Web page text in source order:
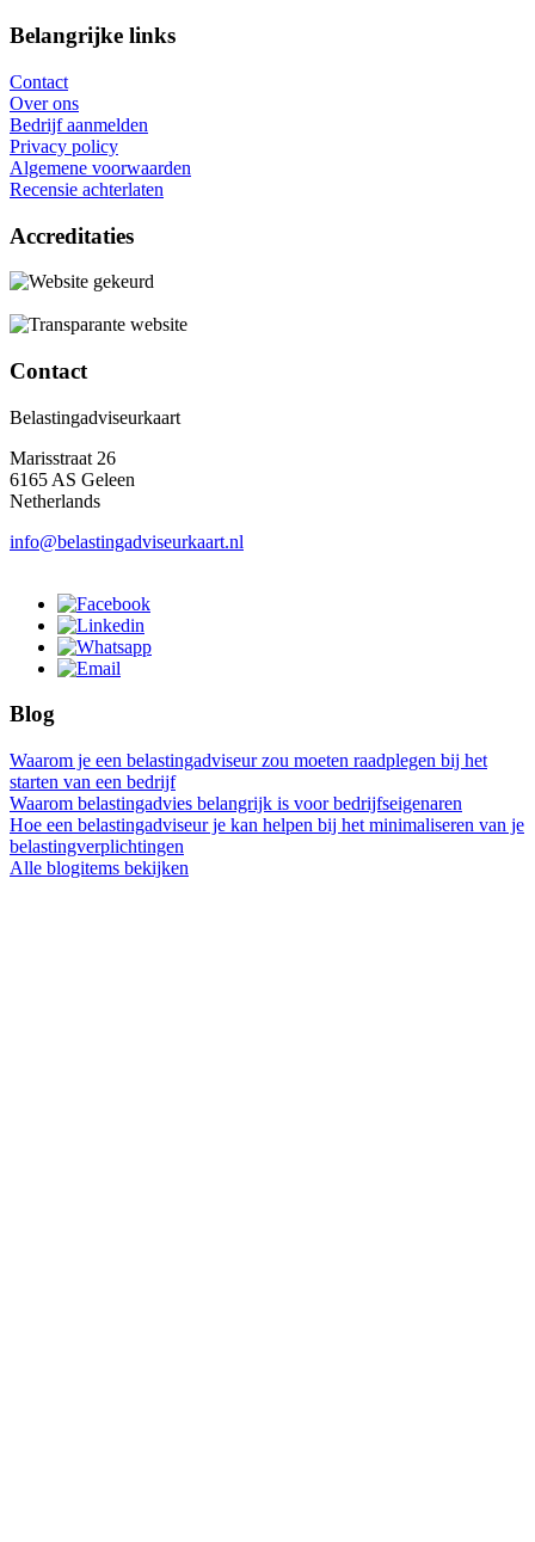
Belangrijke links
Contact
Over ons
Bedrijf aanmelden
Privacy policy
Algemene voorwaarden
Recensie achterlaten
Accreditaties
Contact
Belastingadviseurkaart
Marisstraat 26
6165 AS Geleen
Netherlands
info@belastingadviseurkaart.nl
Blog
Waarom je een belastingadviseur zou moeten raadplegen bij het
starten van een bedrijf
Waarom belastingadvies belangrijk is voor bedrijfseigenaren
Hoe een belastingadviseur je kan helpen bij het minimaliseren van je
belastingverplichtingen
Alle blogitems bekijken